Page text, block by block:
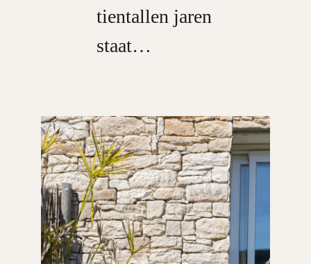
tientallen jaren
staat…